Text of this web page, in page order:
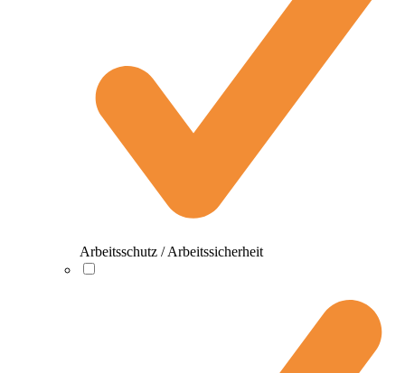
Arbeitsschutz / Arbeitssicherheit